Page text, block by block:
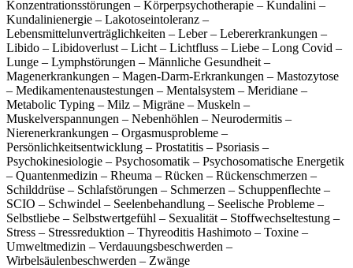
Konzentrationsstörungen – Körperpsychotherapie – Kundalini –
Kundalinienergie – Lakotoseintoleranz –
Lebensmittelunverträglichkeiten – Leber – Lebererkrankungen –
Libido – Libidoverlust – Licht – Lichtfluss – Liebe – Long Covid –
Lunge – Lymphstörungen – Männliche Gesundheit –
Magenerkrankungen – Magen-Darm-Erkrankungen – Mastozytose
– Medikamentenaustestungen – Mentalsystem – Meridiane –
Metabolic Typing – Milz – Migräne – Muskeln –
Muskelverspannungen – Nebenhöhlen – Neurodermitis –
Nierenerkrankungen – Orgasmusprobleme –
Persönlichkeitsentwicklung – Prostatitis – Psoriasis –
Psychokinesiologie – Psychosomatik – Psychosomatische Energetik
– Quantenmedizin – Rheuma – Rücken – Rückenschmerzen –
Schilddrüse – Schlafstörungen – Schmerzen – Schuppenflechte –
SCIO – Schwindel – Seelenbehandlung – Seelische Probleme –
Selbstliebe – Selbstwertgefühl – Sexualität – Stoffwechseltestung –
Stress – Stressreduktion – Thyreoditis Hashimoto – Toxine –
Umweltmedizin – Verdauungsbeschwerden –
Wirbelsäulenbeschwerden – Zwänge